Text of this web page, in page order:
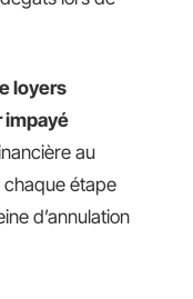
loyers
impayé
au
chaque étape
d’annulation